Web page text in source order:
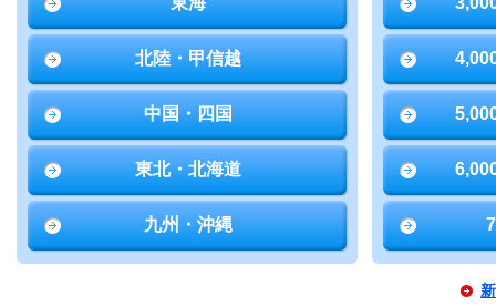
北陸・甲信越
中国・四国
東北・北海道
九州・沖縄